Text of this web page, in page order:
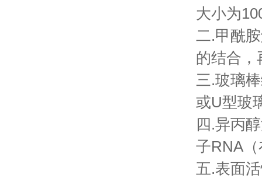
大小为
二.甲酰
的结合，
三.玻璃
或U型玻
四.异丙
子RNA
五.表面